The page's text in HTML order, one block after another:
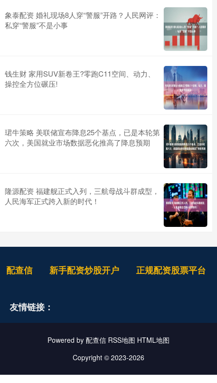
象泰配资 婚礼现场8人穿“警服”开路？人民网评：
私穿“警服”不是小事
钱生财 家用SUV新卷王?零跑C11空间、动力、
操控全方位碾压!
珺牛策略 美联储宣布降息25个基点，已是本轮第
六次，美国就业市场数据恶化推高了降息预期
隆源配资 福建舰正式入列，三航母战斗群成型，
人民海军正式跨入新的时代！
配查信 新手配资炒股开户 正规配资股票平台
友情链接：
Powered by 配查信 RSS地图 HTML地图
Copyright © 2023-2026